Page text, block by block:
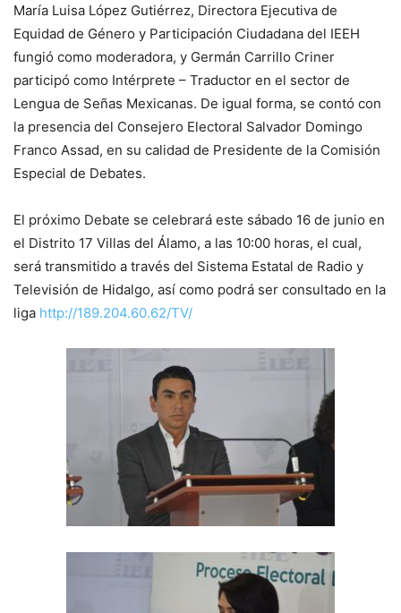
María Luisa López Gutiérrez, Directora Ejecutiva de
Equidad de Género y Participación Ciudadana del IEEH
fungió como moderadora, y Germán Carrillo Criner
participó como Intérprete – Traductor en el sector de
Lengua de Señas Mexicanas. De igual forma, se contó con
la presencia del Consejero Electoral Salvador Domingo
Franco Assad, en su calidad de Presidente de la Comisión
Especial de Debates.
El próximo Debate se celebrará este sábado 16 de junio en
el Distrito 17 Villas del Álamo, a las 10:00 horas, el cual,
será transmitido a través del Sistema Estatal de Radio y
Televisión de Hidalgo, así como podrá ser consultado en la
liga http://189.204.60.62/TV/